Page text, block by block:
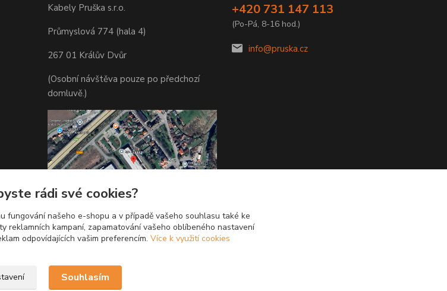
Kabely Pruška s.r.o.
Průmyslová 774 (hala 4)
267 01 Králův Dvůr
(Osobní návštěva pouze po předchozí
domluvě.)
+420 731 147 113
(Po-Pá, 8-16 hod.)
info@pruska.cz
rádi své cookies?
fungování našeho e-shopu a v případě vašeho souhlasu také ke
reklamních kampaní, zapamatování vašeho oblíbeného nastavení
odpovídajících vašim preferencím. Více k využití cookies
Souhlasím